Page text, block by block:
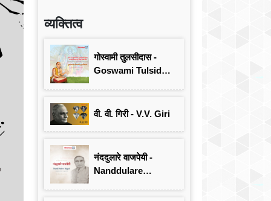
व्यक्तित्व
गोस्वामी तुलसीदास -
Goswami Tulsidas:
वी. वी. गिरी - V.V. Giri
नंददुलारे वाजपेयी -
Nanddulare